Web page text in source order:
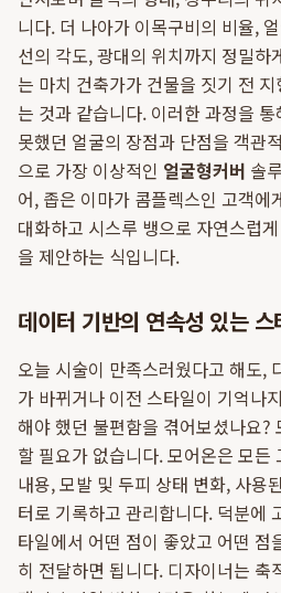
니다. 더 나아가 이목구비의 비율,
선의 각도, 광대의 위치까지 정밀하
는 마치 건축가가 건물을 짓기 전
는 것과 같습니다. 이러한 과정을
못했던 얼굴의 장점과 단점을 객관
으로 가장 이상적인 얼굴형커버 솔
어, 좁은 이마가 콤플렉스인 고객에
대화하고 시스루 뱅으로 자연스럽
을 제안하는 식입니다.
데이터 기반의 연속성 있는 스
오늘 시술이 만족스러웠다고 해도,
가 바뀌거나 이전 스타일이 기억나
해야 했던 불편함을 겪어보셨나요?
할 필요가 없습니다. 모어온은 모든
내용, 모발 및 두피 상태 변화, 사용
터로 기록하고 관리합니다. 덕분에
타일에서 어떤 점이 좋았고 어떤 점
히 전달하면 됩니다. 디자이너는 축